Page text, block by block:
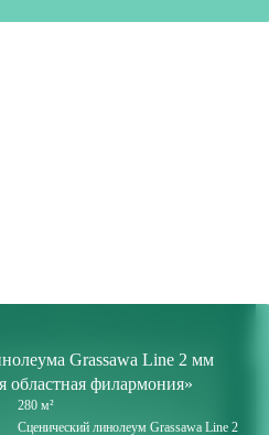
Grassawa Line 2 мм
филармония»
280 м²
Сценический линолеум Grassawa Line 2